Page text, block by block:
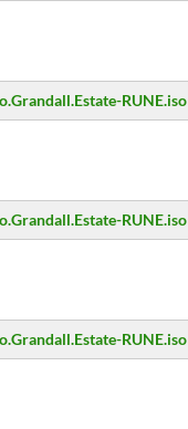
RUNE.iso
RUNE.iso
RUNE.iso